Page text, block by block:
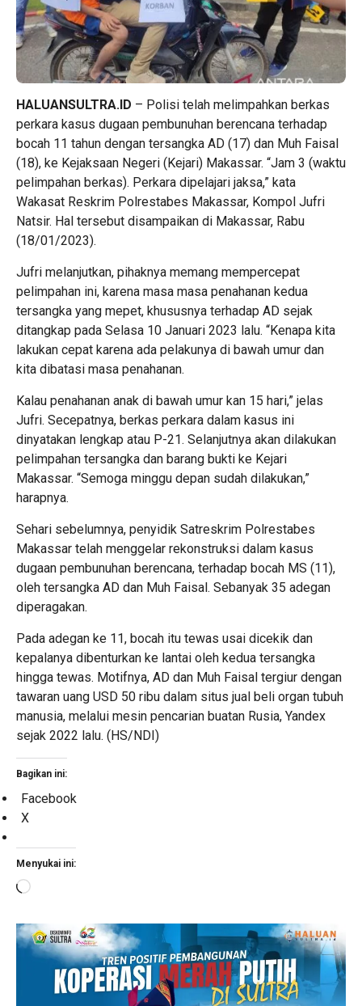
HALUANSULTRA.ID – Polisi telah melimpahkan berkas
perkara kasus dugaan pembunuhan berencana terhadap
bocah 11 tahun dengan tersangka AD (17) dan Muh Faisal
(18), ke Kejaksaan Negeri (Kejari) Makassar. “Jam 3 (waktu
pelimpahan berkas). Perkara dipelajari jaksa,” kata
Wakasat Reskrim Polrestabes Makassar, Kompol Jufri
Natsir. Hal tersebut disampaikan di Makassar, Rabu
(18/01/2023).
Jufri melanjutkan, pihaknya memang mempercepat
pelimpahan ini, karena masa masa penahanan kedua
tersangka yang mepet, khususnya terhadap AD sejak
ditangkap pada Selasa 10 Januari 2023 lalu. “Kenapa kita
lakukan cepat karena ada pelakunya di bawah umur dan
kita dibatasi masa penahanan.
Kalau penahanan anak di bawah umur kan 15 hari,” jelas
Jufri. Secepatnya, berkas perkara dalam kasus ini
dinyatakan lengkap atau P-21. Selanjutnya akan dilakukan
pelimpahan tersangka dan barang bukti ke Kejari
Makassar. “Semoga minggu depan sudah dilakukan,”
harapnya.
Sehari sebelumnya, penyidik Satreskrim Polrestabes
Makassar telah menggelar rekonstruksi dalam kasus
dugaan pembunuhan berencana, terhadap bocah MS (11),
oleh tersangka AD dan Muh Faisal. Sebanyak 35 adegan
diperagakan.
Pada adegan ke 11, bocah itu tewas usai dicekik dan
kepalanya dibenturkan ke lantai oleh kedua tersangka
hingga tewas. Motifnya, AD dan Muh Faisal tergiur dengan
tawaran uang USD 50 ribu dalam situs jual beli organ tubuh
manusia, melalui mesin pencarian buatan Rusia, Yandex
sejak 2022 lalu. (HS/NDI)
Bagikan ini:
Facebook
X
Menyukai ini:
Memuat...